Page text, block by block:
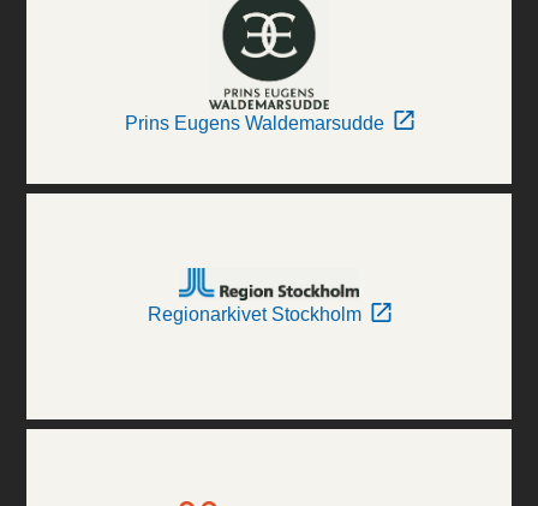
Prins Eugens Waldemarsudde
Regionarkivet Stockholm